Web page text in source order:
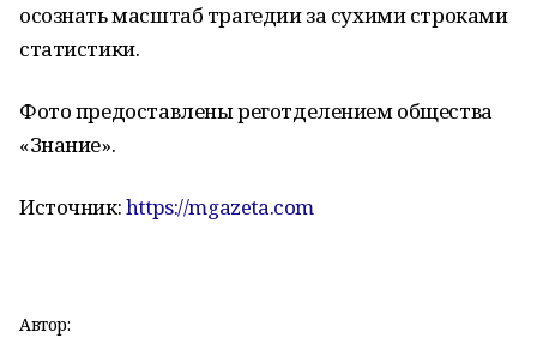
осознать масштаб трагедии за сухими строками
статистики.
Фото предоставлены реготделением общества
«Знание».
Источник:https://mgazeta.com
Автор: